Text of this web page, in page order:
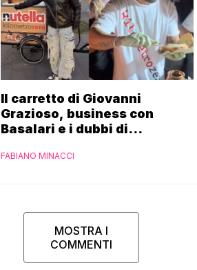
Il carretto di Giovanni
Grazioso, business con
Basalari e i dubbi di
Ferrero”
FABIANO MINACCI
MOSTRA I
COMMENTI